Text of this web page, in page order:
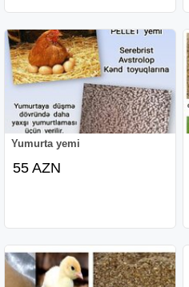
Yumurta yemi
55 AZN